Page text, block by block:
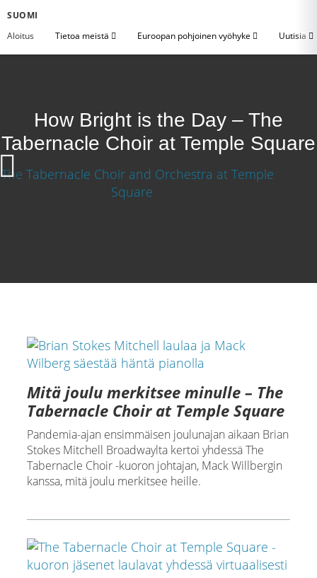
SUOMI
Aloitus
Tietoa meistä Euroopan pohjoinen vyöhyke Uutisia
How Bright is the Day – The
Tabernacle Choir at Temple Square
Mitä joulu merkitsee minulle – The
Tabernacle Choir at Temple Square
Pandemia-ajan ensimmäisen joulunajan aikaan Brian
Stokes Mitchell Broadwaylta kertoi yhdessä The
Tabernacle Choir -kuoron johtajan, Mack Willbergin
kanssa, mitä joulu merkitsee heille.